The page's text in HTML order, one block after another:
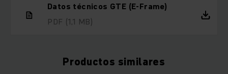
Datos técnicos GTE (E-Frame)
PDF (1,1 MB)
Productos similares